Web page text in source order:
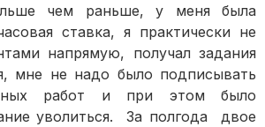
чем раньше, у меня была
ставка, я практически не
напрямую, получал задания
мне не надо было подписывать
работ и при этом было
уволиться. За полгода двое